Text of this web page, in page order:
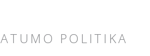
POLITIKA